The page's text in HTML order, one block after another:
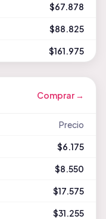
$67.878
$88.825
$161.975
Comprar →
Precio
$6.175
$8.550
$17.575
$31.255